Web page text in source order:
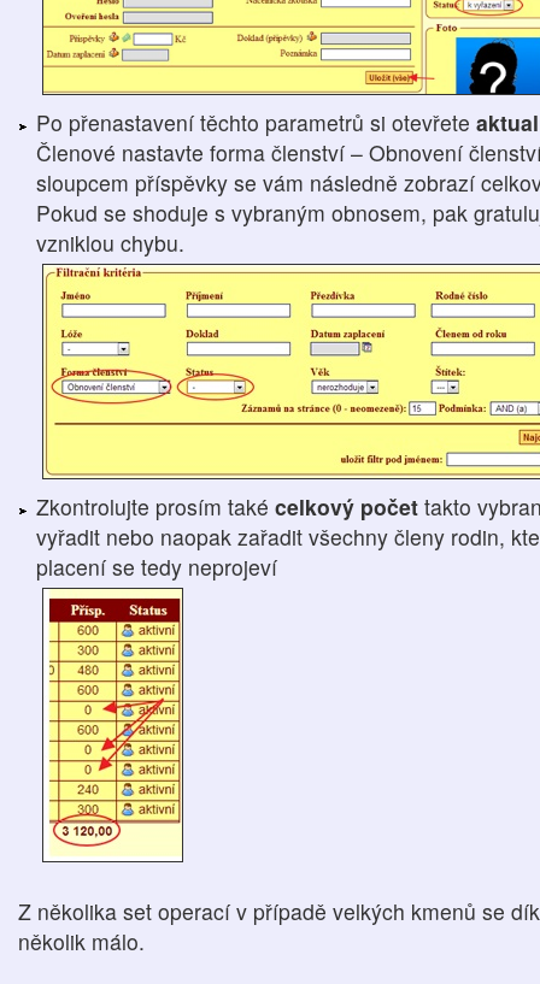
Po přenastavení těchto parametrů si otevřete
Členové nastavte forma členství – Obnovení
sloupcem příspěvky se vám následně zobrazí
Pokud se shoduje s vybraným obnosem, pak
vzniklou chybu.
Zkontrolujte prosím také celkový počet takto
vyřadit nebo naopak zařadit všechny členy rodin,
placení se tedy neprojeví
Z několika set operací v případě velkých kmenů se
několik málo.